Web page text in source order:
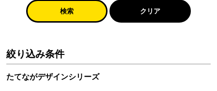
検索 クリア
絞り込み条件
たてながデザインシリーズ